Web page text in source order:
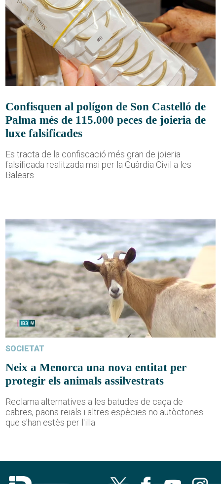
Confisquen al polígon de Son Castelló de
Palma més de 115.000 peces de joieria de
luxe falsificades
Es tracta de la confiscació més gran de joieria
falsificada realitzada mai per la Guàrdia Civil a les
Balears
SOCIETAT
Neix a Menorca una nova entitat per
protegir els animals assilvestrats
Reclama alternatives a les batudes de caça de
cabres, paons reials i altres espècies no autòctones
que s'han estès per l'illa